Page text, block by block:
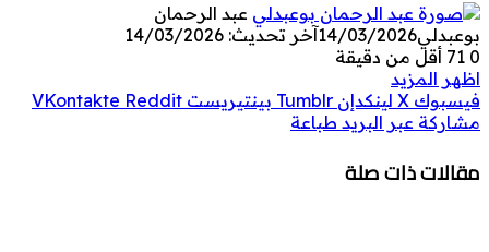
عبد الرحمان
بوعبدلي14/03/2026آخر تحديث: 14/03/2026
0
أقل من دقيقة
اظهر المزيد
فيسبوك ‫X لينكدإن بينتيريست
مشاركة عبر البريد طباعة
مقالات ذات صلة